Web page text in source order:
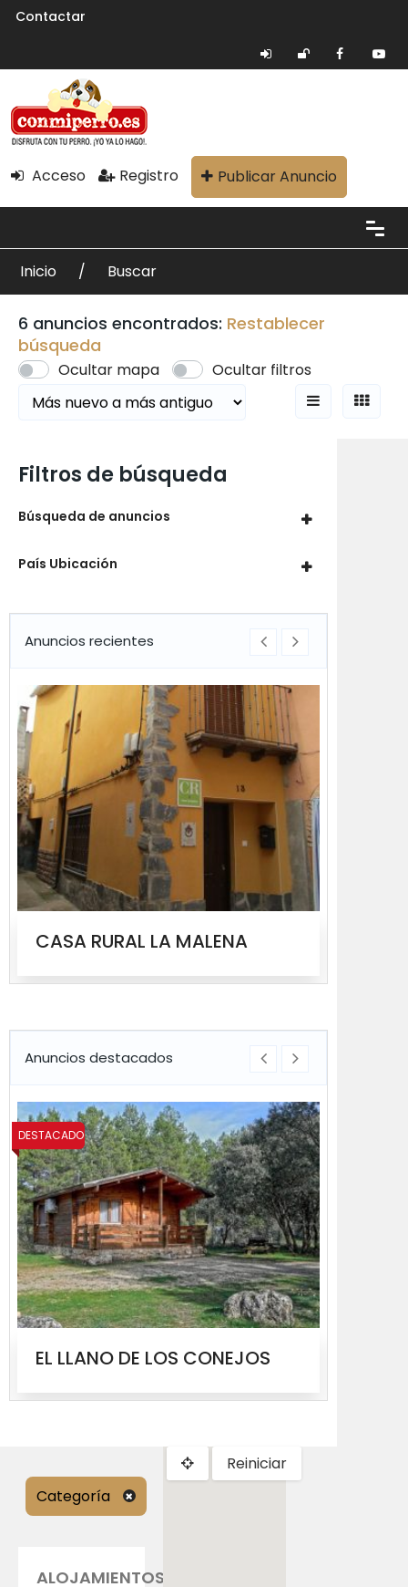
Contactar
Acceso Registro Publicar Anuncio
Inicio Buscar
6 anuncios encontrados: Restablecer
búsqueda
Ocultar mapa Ocultar filtros
Filtros de búsqueda
Búsqueda de anuncios
País Ubicación
Anuncios recientes
CASA RURAL LA MALENA
Anuncios destacados
DESTACADO
EL LLANO DE LOS CONEJOS
Categoría
ALOJAMIENTOS
Reiniciar